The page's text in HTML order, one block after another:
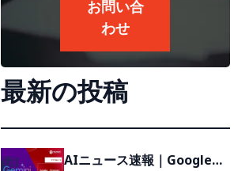
お問い合
わせ
最新の投稿
AIニュース速報｜Google、